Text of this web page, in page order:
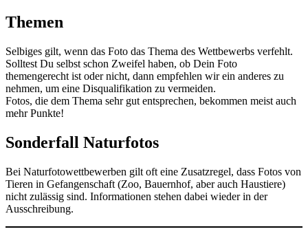
Themen
Selbiges gilt, wenn das Foto das Thema des Wettbewerbs verfehlt.
Solltest Du selbst schon Zweifel haben, ob Dein Foto
themengerecht ist oder nicht, dann empfehlen wir ein anderes zu
nehmen, um eine Disqualifikation zu vermeiden.
Fotos, die dem Thema sehr gut entsprechen, bekommen meist auch
mehr Punkte!
Sonderfall Naturfotos
Bei Naturfotowettbewerben gilt oft eine Zusatzregel, dass Fotos von
Tieren in Gefangenschaft (Zoo, Bauernhof, aber auch Haustiere)
nicht zulässig sind. Informationen stehen dabei wieder in der
Ausschreibung.